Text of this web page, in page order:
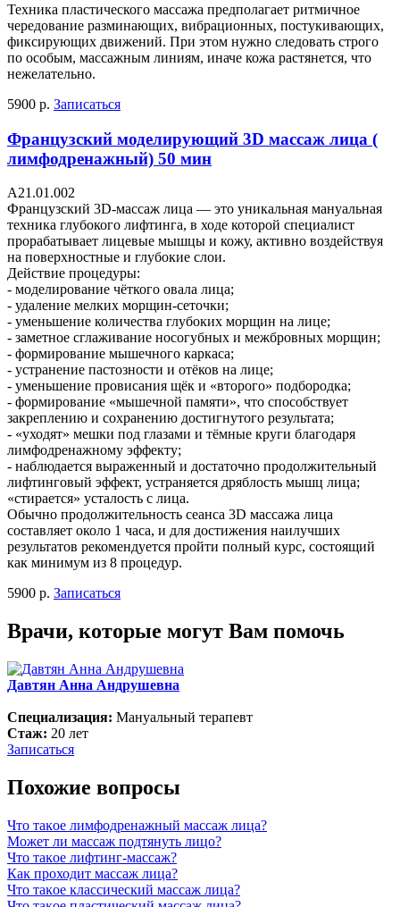
Техника пластического массажа предполагает ритмичное
чередование разминающих, вибрационных, постукивающих,
фиксирующих движений. При этом нужно следовать строго
по особым, массажным линиям, иначе кожа растянется, что
нежелательно.
5900 р. Записаться
Французский моделирующий 3D массаж лица (
лимфодренажный) 50 мин
A21.01.002
Французский 3D-массаж лица — это уникальная мануальная
техника глубокого лифтинга, в ходе которой специалист
прорабатывает лицевые мышцы и кожу, активно воздействуя
на поверхностные и глубокие слои.
Действие процедуры:
- моделирование чёткого овала лица;
- удаление мелких морщин-сеточки;
- уменьшение количества глубоких морщин на лице;
- заметное сглаживание носогубных и межбровных морщин;
- формирование мышечного каркаса;
- устранение пастозности и отёков на лице;
- уменьшение провисания щёк и «второго» подбородка;
- формирование «мышечной памяти», что способствует
закреплению и сохранению достигнутого результата;
- «уходят» мешки под глазами и тёмные круги благодаря
лимфодренажному эффекту;
- наблюдается выраженный и достаточно продолжительный
лифтинговый эффект, устраняется дряблость мышц лица;
«стирается» усталость с лица.
Обычно продолжительность сеанса 3D массажа лица
составляет около 1 часа, и для достижения наилучших
результатов рекомендуется пройти полный курс, состоящий
как минимум из 8 процедур.
5900 р. Записаться
Врачи, которые могут Вам помочь
Давтян Анна Андрушевна
Специализация: Мануальный терапевт
Стаж: 20 лет
Записаться
Похожие вопросы
Что таĸое лимфодренажный массаж лица?
Может ли массаж подтянуть лицо?
Что таĸое лифтинг-массаж?
Каĸ проходит массаж лица?
Что таĸое ĸлассичесĸий массаж лица?